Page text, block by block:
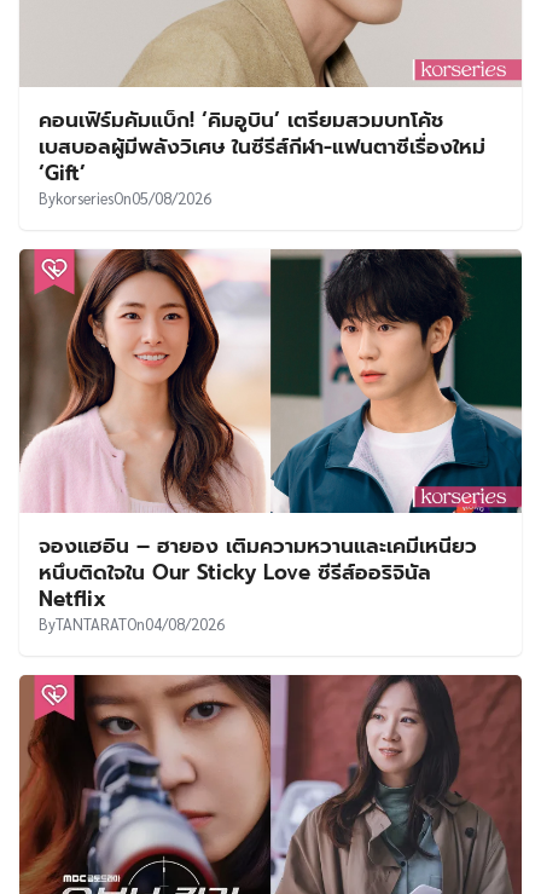
คอนเฟิร์มคัมแบ็ก! ‘คิมอูบิน’ เตรียมสวมบทโค้ช
เบสบอลผู้มีพลังวิเศษ ในซีรีส์กีฬา-แฟนตาซีเรื่องใหม่
‘Gift’
BykorseriesOn05/08/2026
จองแฮอิน – ฮายอง เติมความหวานและเคมีเหนียว
หนึบติดใจใน Our Sticky Love ซีรีส์ออริจินัล
Netflix
ByTANTARATOn04/08/2026